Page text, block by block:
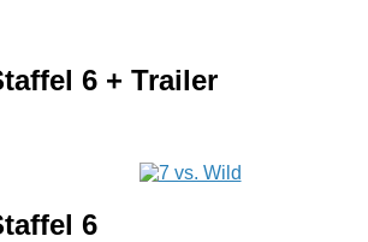
6 + Trailer
6